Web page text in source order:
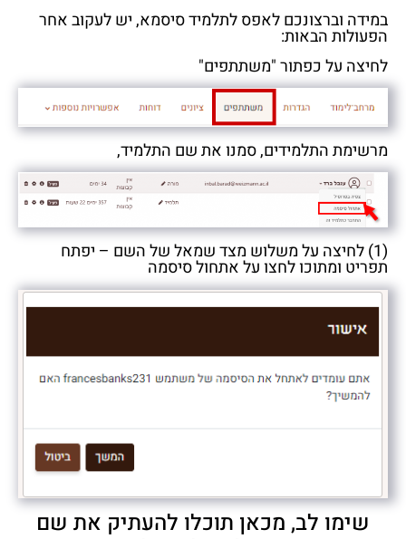
במידה וברצונכם לאפס לתלמיד סיסמא, יש לעקוב אחר
הפעולות הבאות:
לחיצה על כפתור "משתתפים"
מרשימת התלמידים, סמנו את שם התלמיד,
(1) לחיצה על משלוש מצד שמאל של השם – יפתח
תפריט ומתוכו לחצו על אתחול סיסמה
שימו לב, מכאן תוכלו להעתיק את שם